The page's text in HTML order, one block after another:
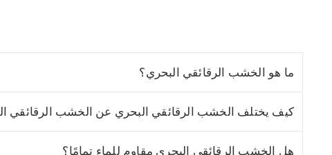
ما هو الخشب الرقائقي البحري؟
كيف يختلف الخشب الرقائقي البحري عن الخشب الرقائقي
هل الخشب الرقائقي البحري مقاوم للماء تمامًا؟